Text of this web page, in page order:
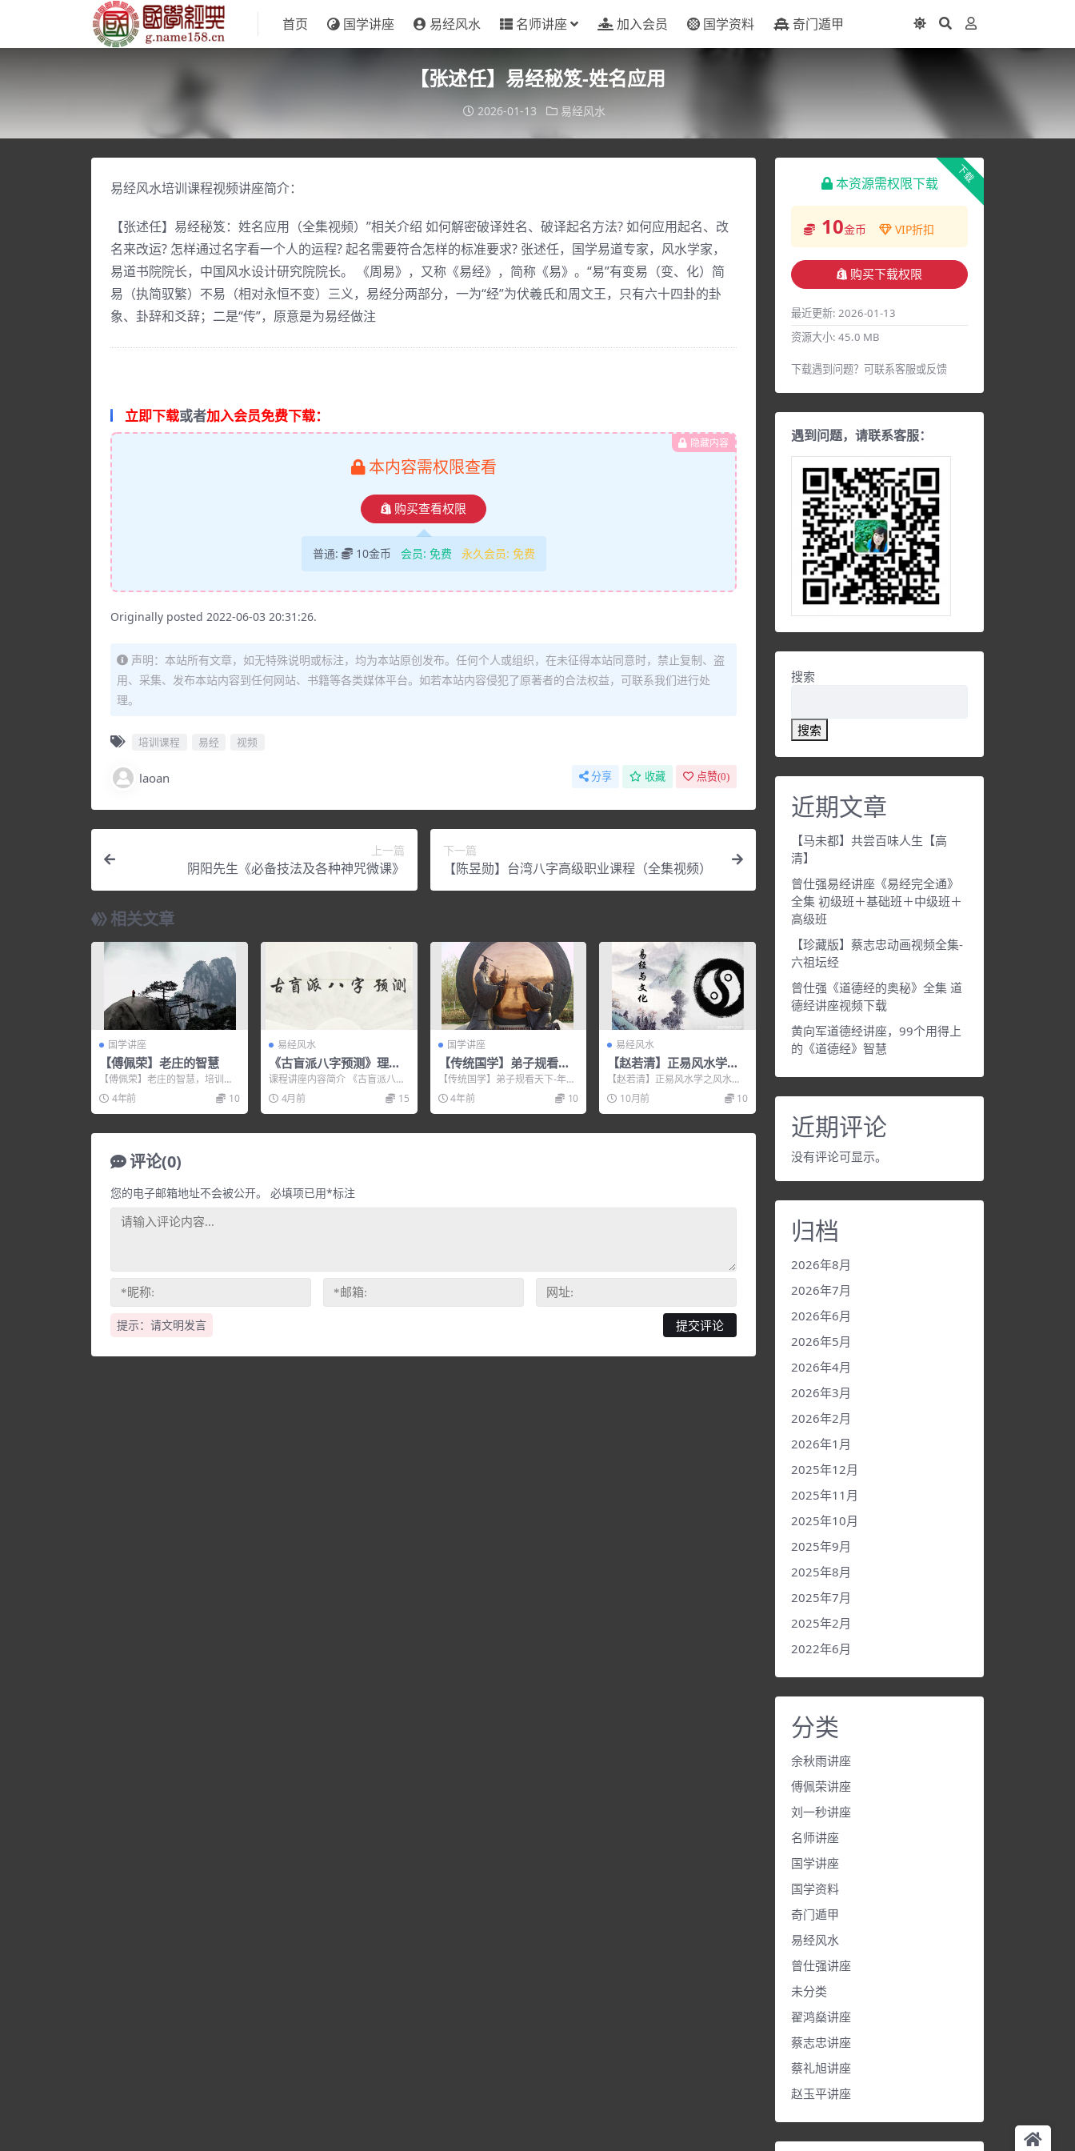
首页 国学讲座 易经风水 名师讲座 加入会员 国学资料 奇门遁甲
【张述任】易经秘笈-姓名应用
2026-01-13 易经风水
易经风水培训课程视频讲座简介：
【张述任】易经秘笈：姓名应用（全集视频）”相关介绍 如何解密破译姓名、破译起名方法? 如何应用起名、改
名来改运? 怎样通过名字看一个人的运程? 起名需要符合怎样的标准要求? 张述任，国学易道专家，风水学家，
易道书院院长，中国风水设计研究院院长。 《周易》，又称《易经》，简称《易》。“易”有变易（变、化）简
易（执简驭繁）不易（相对永恒不变）三义，易经分两部分，一为“经”为伏羲氏和周文王，只有六十四卦的卦
象、卦辞和爻辞；二是“传”，原意是为易经做注
立即下载或者加入会员免费下载：
隐藏内容
本内容需权限查看
购买查看权限
普通: 10金币 会员: 免费 永久会员: 免费
Originally posted 2022-06-03 20:31:26.
声明：本站所有文章，如无特殊说明或标注，均为本站原创发布。任何个人或组织，在未征得本站同意时，禁止复制、盗
用、采集、发布本站内容到任何网站、书籍等各类媒体平台。如若本站内容侵犯了原著者的合法权益，可联系我们进行处
理。
培训课程 易经 视频
laoan 分享 收藏 点赞(0)
上一篇
阴阳先生《必备技法及各种神咒微课》
下一篇
【陈昱勋】台湾八字高级职业课程（全集视频）
相关文章
国学讲座
【傅佩荣】老庄的智慧
【傅佩荣】老庄的智慧，培训讲
座视频，培训课程视频教程下
载，百度网盘资源分享下载。
4年前 10
易经风水
《古盲派八字预测》理法
篇+技法篇
课程讲座内容简介 《古盲派八字
预测》理法篇+技法篇 课程内容
目录： 一 古盲派八...
4月前 15
国学讲座
【传统国学】弟子规看天
下-年轻人为什么无能
【传统国学】弟子规看天下-年轻
人为什么无能，培训讲座视频，
培训课程视频教程下载，...
4年前 10
易经风水
【赵若清】正易风水学之
风水过三关
【赵若清】正易风水学之风水过
三关，培训讲座视频，培训课程
视频教程下载，百度网盘资...
10月前 10
评论(0)
提示：请文明发言
您的电子邮箱地址不会被公开。 必填项已用*标注
下载
本资源需权限下载
10金币 VIP折扣
购买下载权限
最近更新: 2026-01-13
资源大小: 45.0 MB
下载遇到问题？可联系客服或反馈
遇到问题，请联系客服：
搜索
搜索
近期文章
【马未都】共尝百味人生【高
清】
曾仕强易经讲座《易经完全通》
全集 初级班＋基础班＋中级班＋
高级班
【珍藏版】蔡志忠动画视频全集-
六祖坛经
曾仕强《道德经的奥秘》全集 道
德经讲座视频下载
黄向军道德经讲座，99个用得上
的《道德经》智慧
近期评论
没有评论可显示。
归档
2026年8月
2026年7月
2026年6月
2026年5月
2026年4月
2026年3月
2026年2月
2026年1月
2025年12月
2025年11月
2025年10月
2025年9月
2025年8月
2025年7月
2025年2月
2022年6月
分类
余秋雨讲座
傅佩荣讲座
刘一秒讲座
名师讲座
国学讲座
国学资料
奇门遁甲
易经风水
曾仕强讲座
未分类
翟鸿燊讲座
蔡志忠讲座
蔡礼旭讲座
赵玉平讲座